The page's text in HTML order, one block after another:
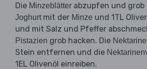
Die Minzeblätter abzupfen und grob
Joghurt mit der Minze und 1TL
und mit Salz und Pfeffer
Pistazien grob hacken. Die
Stein entfernen und die
1EL Olivenöl einreiben.